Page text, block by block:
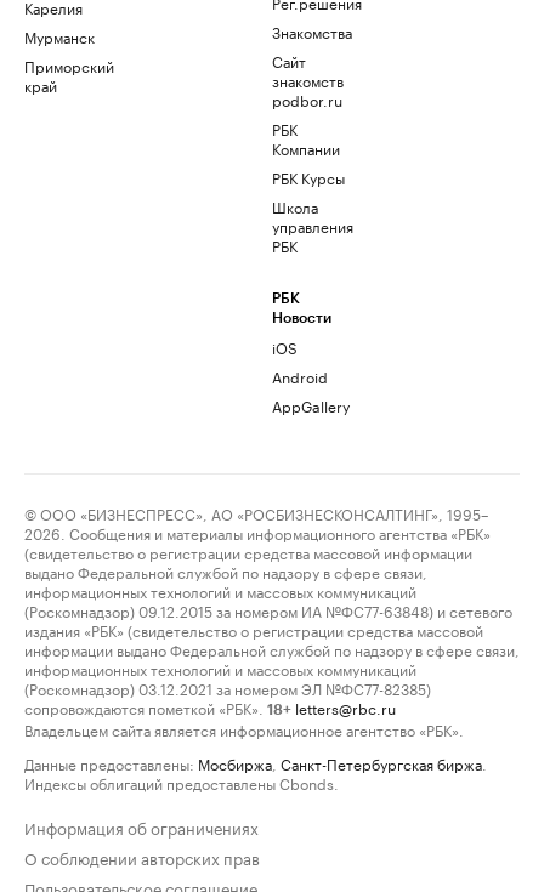
Карелия
Мурманск
Приморский
край
Знакомства
Сайт
знакомств
podbor.ru
РБК
Компании
РБК Курсы
Школа
управления
РБК
РБК
Новости
iOS
Android
AppGallery
© ООО «БИЗНЕСПРЕСС», АО «РОСБИЗНЕСКОНСАЛТИНГ», 1995–
2026. Сообщения и материалы информационного агентства «РБК»
(свидетельство о регистрации средства массовой информации
выдано Федеральной службой по надзору в сфере связи,
информационных технологий и массовых коммуникаций
(Роскомнадзор) 09.12.2015 за номером ИА №ФС77-63848) и сетевого
издания «РБК» (свидетельство о регистрации средства массовой
информации выдано Федеральной службой по надзору в сфере связи,
информационных технологий и массовых коммуникаций
(Роскомнадзор) 03.12.2021 за номером ЭЛ №ФС77-82385)
сопровождаются пометкой «РБК».
18+ letters@rbc.ru
Владельцем сайта является информационное агентство «РБК».
Данные предоставлены: Мосбиржа Санкт-Петербургская биржа
Индексы облигаций предоставлены Cbonds.
Информация об ограничениях
О соблюдении авторских прав
Пользовательское соглашение